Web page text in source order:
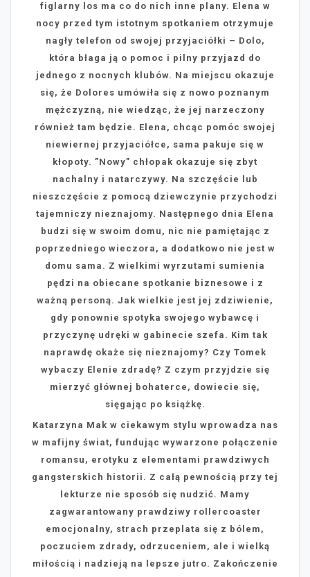
figlarny los ma co do nich inne plany. Elena w
nocy przed tym istotnym spotkaniem otrzymuje
nagły telefon od swojej przyjaciółki – Dolo,
która błaga ją o pomoc i pilny przyjazd do
jednego z nocnych klubów. Na miejscu okazuje
się, że Dolores umówiła się z nowo poznanym
mężczyzną, nie wiedząc, że jej narzeczony
również tam będzie. Elena, chcąc pomóc swojej
niewiernej przyjaciółce, sama pakuje się w
kłopoty. ”Nowy” chłopak okazuje się zbyt
nachalny i natarczywy. Na szczęście lub
nieszczęście z pomocą dziewczynie przychodzi
tajemniczy nieznajomy. Następnego dnia Elena
budzi się w swoim domu, nic nie pamiętając z
poprzedniego wieczora, a dodatkowo nie jest w
domu sama. Z wielkimi wyrzutami sumienia
pędzi na obiecane spotkanie biznesowe i z
ważną personą. Jak wielkie jest jej zdziwienie,
gdy ponownie spotyka swojego wybawcę i
przyczynę udręki w gabinecie szefa. Kim tak
naprawdę okaże się nieznajomy? Czy Tomek
wybaczy Elenie zdradę? Z czym przyjdzie się
mierzyć głównej bohaterce, dowiecie się,
sięgając po książkę.
Katarzyna Mak w ciekawym stylu wprowadza nas
w mafijny świat, fundując wywarzone połączenie
romansu, erotyku z elementami prawdziwych
gangsterskich historii. Z całą pewnością przy tej
lekturze nie sposób się nudzić. Mamy
zagwarantowany prawdziwy rollercoaster
emocjonalny, strach przeplata się z bólem,
poczuciem zdrady, odrzuceniem, ale i wielką
miłością i nadzieją na lepsze jutro. Zakończenie